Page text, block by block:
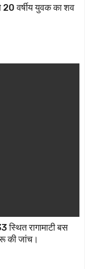
20 वर्षीय युवक का शव
स्थित रागामाटी बस
की जांच।